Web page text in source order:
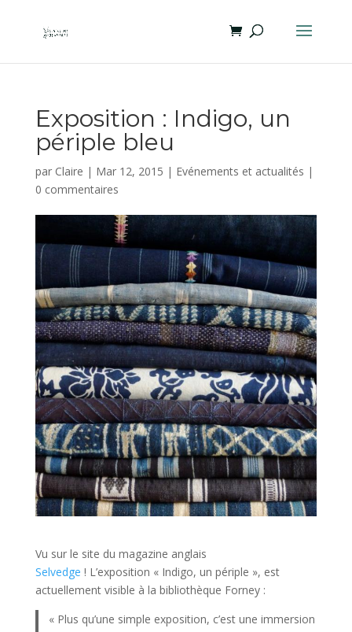
Exposition : Indigo, un
périple bleu
par Claire | Mar 12, 2015 | Evénements et actualités |
0 commentaires
Vu sur le site du magazine anglais
Selvedge ! L’exposition « Indigo, un périple », est
actuellement visible à la bibliothèque Forney :
« Plus qu’une simple exposition, c’est une immersion